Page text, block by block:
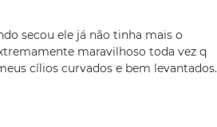
secou ele já não tinha mais o
maravilhoso toda vez q
cílios curvados e bem levantados.